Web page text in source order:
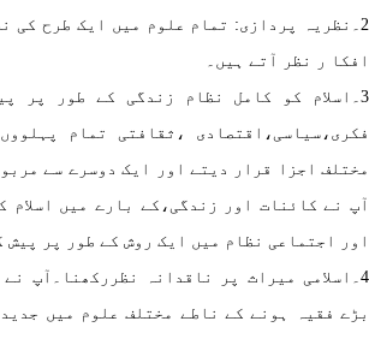
2۔نظریہ پردازی: تمام علوم میں ایک طرح کی
ر نظر آتے ہیں۔
3۔اسلام کو کامل نظام زندگی کے طور پر
،ثقافتی تمام
اجزا قرار دیتے اور ایک دوسرے سے
نے کائنات اور زندگی،کے بارے میں اسلام
اجتماعی نظام میں ایک روش کے طور پر پیش
4۔اسلامی میراث پر ناقدانہ نظررکھنا۔آپ
فقیہ ہونے کے ناطے مختلف علوم میں جدید